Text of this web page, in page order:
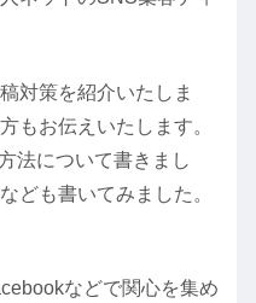
対策を紹介いたしま
もお伝えいたします。
法について書きまし
なども書いてみました。
などで関心を集め